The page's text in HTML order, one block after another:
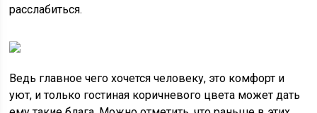
расслабиться.
Ведь главное чего хочется человеку, это комфорт и
уют, и только гостиная коричневого цвета может дать